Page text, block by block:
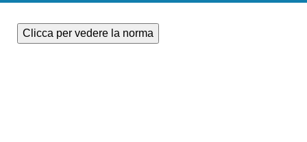
Clicca per vedere la norma